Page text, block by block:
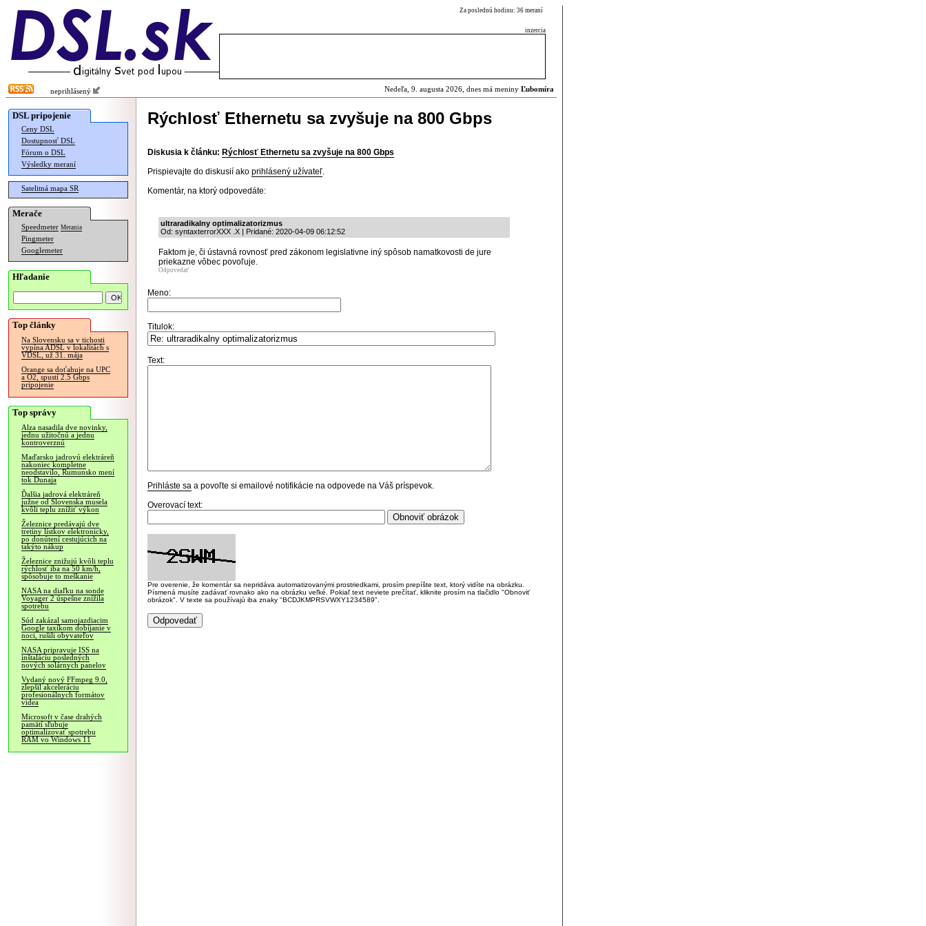
Za poslednú hodinu: 36 meraní
inzercia
neprihlásený Nedeľa, 9. augusta 2026, dnes má meniny Ľubomíra
DSL pripojenie
Ceny DSL
Dostupnosť DSL
Fórum o DSL
Výsledky meraní
Satelitná mapa SR
Merače
Speedmeter Merania
Pingmeter
Googlemeter
Hľadanie
Top články
Na Slovensku sa v tichosti
vypína ADSL v lokalitách s
VDSL, už 31. mája
Orange sa doťahuje na UPC
a O2, spustí 2.5 Gbps
pripojenie
Top správy
Alza nasadila dve novinky,
jednu užitočnú a jednu
kontroverznú
Maďarsko jadrovú elektráreň
nakoniec kompletne
neodstavilo, Rumunsko mení
tok Dunaja
Ďalšia jadrová elektráreň
južne od Slovenska musela
kvôli teplu znížiť výkon
Železnice predávajú dve
tretiny lístkov elektronicky,
po donútení cestujúcich na
takýto nákup
Železnice znižujú kvôli teplu
rýchlosť iba na 50 km/h,
spôsobuje to meškanie
NASA na diaľku na sonde
Voyager 2 úspešne znížila
spotrebu
Súd zakázal samojazdiacim
Google taxíkom dobíjanie v
noci, rušili obyvateľov
NASA pripravuje ISS na
inštaláciu posledných
nových solárnych panelov
Vydaný nový FFmpeg 9.0,
zlepšil akceleráciu
profesionálnych formátov
videa
Microsoft v čase drahých
pamätí sľubuje
optimalizovať spotrebu
RAM vo Windows 11
Rýchlosť Ethernetu sa zvyšuje na 800 Gbps
Diskusia k článku: Rýchlosť Ethernetu sa zvyšuje na 800 Gbps
Prispievajte do diskusií ako prihlásený užívateľ.
Komentár, na ktorý odpovedáte:
ultraradikalny optimalizatorizmus
Od: syntaxterrorXXX .X | Pridané: 2020-04-09 06:12:52
Faktom je, či ústavná rovnosť pred zákonom legislativne iný spôsob namatkovosti de jure
priekazne vôbec povoľuje.
Odpovedať
Meno:
Titulok:
Text:
Prihláste sa a povoľte si emailové notifikácie na odpovede na Váš príspevok.
Overovací text:
Pre overenie, že komentár sa nepridáva automatizovanými prostriedkami, prosím prepíšte text, ktorý vidíte na obrázku.
Písmená musíte zadávať rovnako ako na obrázku veľké. Pokiaľ text neviete prečítať, kliknite prosím na tlačidlo "Obnoviť
obrázok". V texte sa používajú iba znaky "BCDJKMPRSVWXY1234589".